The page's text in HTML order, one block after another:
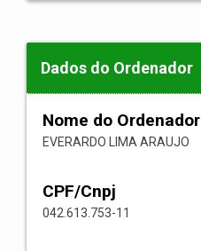
Dados do Ordenador
Nome do Ordenador
EVERARDO LIMA ARAUJO
CPF/Cnpj
042.613.753-11